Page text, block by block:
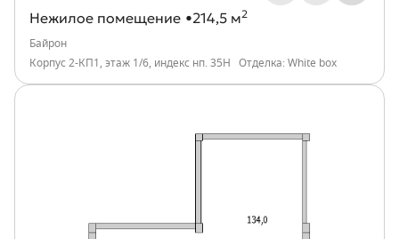
Нежилое помещение 214,5 м2
Байрон
Корпус 2-КП1, этаж 1/6, индекс нп. 35Н
Отделка: White box